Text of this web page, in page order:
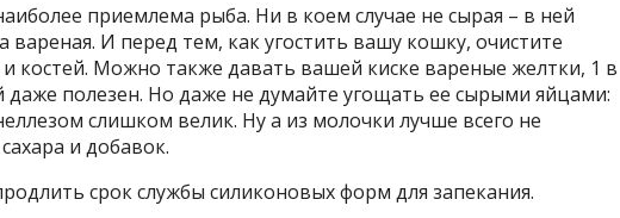
приемлема рыба. Ни в коем случае не сырая – в ней
вареная. И перед тем, как угостить вашу кошку, очистите
костей. Можно также давать вашей киске вареные желтки, 1 в
полезен. Но даже не думайте угощать ее сырыми яйцами:
слишком велик. Ну а из молочки лучше всего не
и добавок.
срок службы силиконовых форм для запекания.